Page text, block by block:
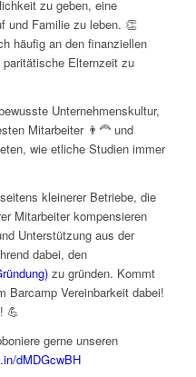
zu geben, eine
und Familie zu leben. 👏
häufig an den finanziellen
Elternzeit zu
Unternehmenskultur,
Mitarbeiter 👨‍🦰 und
wie etliche Studien immer
kleinerer Betriebe, die
Mitarbeiter kompensieren
Unterstützung aus der
dabei, den
zu gründen. Kommt
Barcamp Vereinbarkeit dabei!
💪
gerne unseren
dMDGcwBH